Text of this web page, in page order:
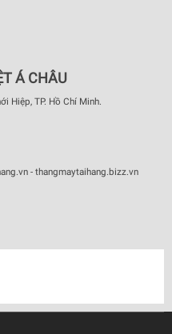
Á CHÂU
Hiệp, TP. Hồ Chí Minh.
- thangmaytaihang.bizz.vn